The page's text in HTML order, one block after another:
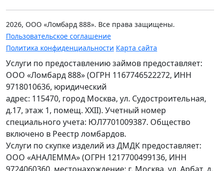
2026, ООО «Ломбард 888». Все права защищены.
Пользовательское соглашение
Политика конфиденциальности Карта сайта
Услуги по предоставлению займов предоставляет:
ООО «Ломбард 888» (ОГРН 1167746522272, ИНН
9718010636, юридический
адрес: 115470, город Москва, ул. Судостроительная,
д.17, этаж 1, помещ. XXII). Учетный номер
специального учета: ЮЛ7701009387. Общество
включено в Реестр ломбардов.
Услуги по скупке изделий из ДМДК предоставляет:
ООО «АНАЛЕММА» (ОГРН 1217700499136, ИНН